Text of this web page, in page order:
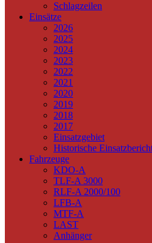
Schlagzeilen
Einsätze
2026
2025
2024
2023
2022
2021
2020
2019
2018
2017
Einsatzgebiet
Historische
Fahrzeuge
KDO-A
TLF-A 3000
RLF-A 2000/100
LFB-A
MTF-A
LAST
Anhänger